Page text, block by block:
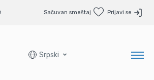
Sačuvan smeštaj Prijavi se
Srpski